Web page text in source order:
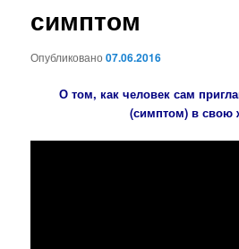
симптом
Опубликовано07.06.2016
О том, как человек сам
(симптом) в свою